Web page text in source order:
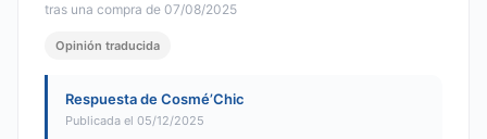
tras una compra de 07/08/2025
Opinión traducida
Respuesta de Cosmé’Chic
Publicada el 05/12/2025